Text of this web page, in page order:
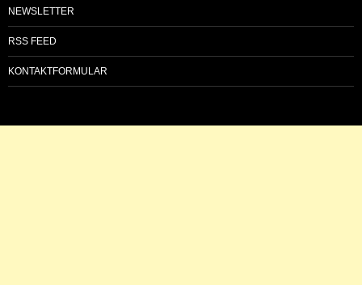
NEWSLETTER
RSS FEED
KONTAKTFORMULAR